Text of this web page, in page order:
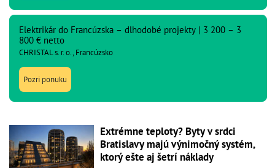
Elektrikár do Francúzska – dlhodobé projekty | 3 200 – 3
800 € netto
CHRISTAL s. r. o., Francúzsko
Pozri ponuku
Extrémne teploty? Byty v srdci
Bratislavy majú výnimočný systém,
ktorý ešte aj šetrí náklady